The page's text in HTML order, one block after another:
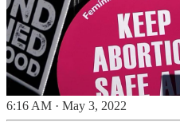
6:16 AM · May 3, 2022